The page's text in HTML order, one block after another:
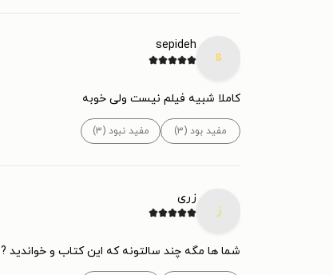
s
sepideh
کاملا شبیه فیلم نیست ولی خوبه
مفید بود (۳) مفید نبود (۳)
ز
زری
شما ها مگه چند سالتونه که این کتاب و خواندید ?